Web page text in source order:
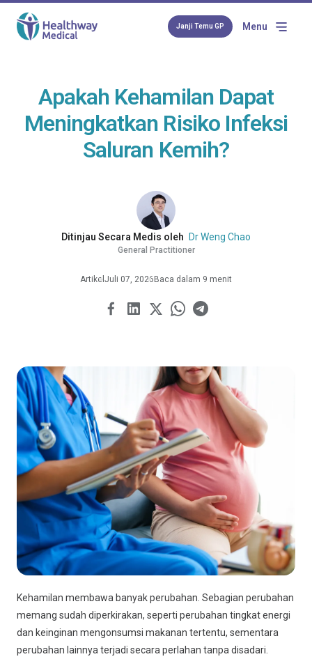
Janji Temu GP Menu
Apakah Kehamilan Dapat
Meningkatkan Risiko Infeksi
Saluran Kemih?
Ditinjau Secara Medis oleh Dr Weng Chao
General Practitioner
Artikel Juli 07, 2026 Baca dalam 9 menit
Kehamilan membawa banyak perubahan. Sebagian perubahan
memang sudah diperkirakan, seperti perubahan tingkat energi
dan keinginan mengonsumsi makanan tertentu, sementara
perubahan lainnya terjadi secara perlahan tanpa disadari.